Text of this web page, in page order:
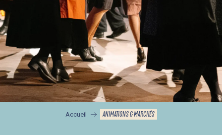
Accueil ANIMATIONS & MARCHÉS